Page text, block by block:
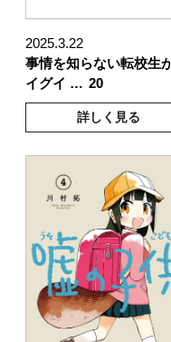
2025.3.22
事情を知らない転校生
イグイ … 20
詳しく見る